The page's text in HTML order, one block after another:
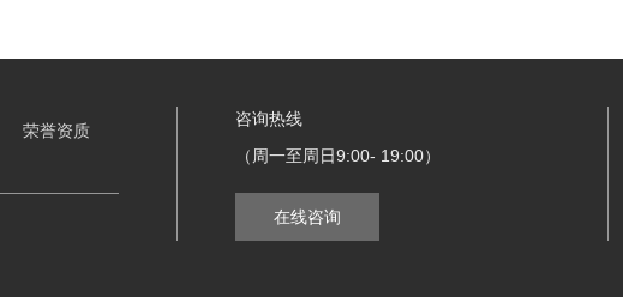
荣誉资质
咨询热线
（周一至周日9:00- 19:00）
在线咨询